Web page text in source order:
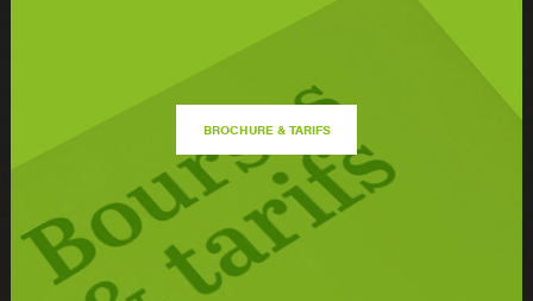
BROCHURE & TARIFS